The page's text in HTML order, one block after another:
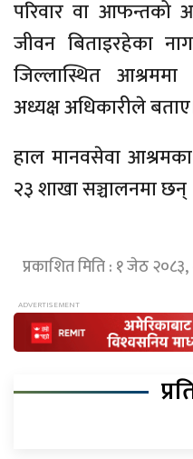
परिवार वा आफन्तको
जीवन बिताइरहेका
जिल्लास्थित
अध्यक्ष अधिकारीले
हाल मानवसेवा
२३ शाखा सञ्चालनमा छन्
प्रकाशित मिति : १ जेठ